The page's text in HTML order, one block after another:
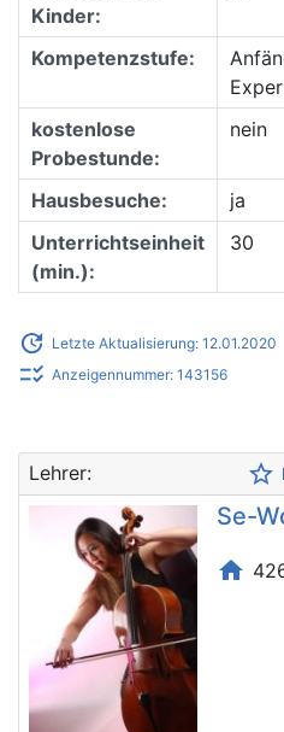
Kinder:
Kompetenzstufe:
kostenlose
Probestunde:
nein
Hausbesuche:
ja
Unterrichtseinheit
(min.):
30
update Letzte Aktualisierung: 12.01.2020
checklist_rtl Anzeigennummer: 143156
Lehrer: star_border
Se-
home